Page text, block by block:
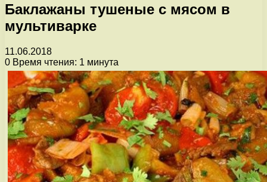
Баклажаны тушеные с мясом в
мультиварке
11.06.2018
0 Время чтения: 1 минута